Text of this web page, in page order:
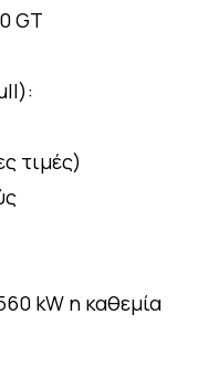
GT
τιμές)
kW η καθεμία